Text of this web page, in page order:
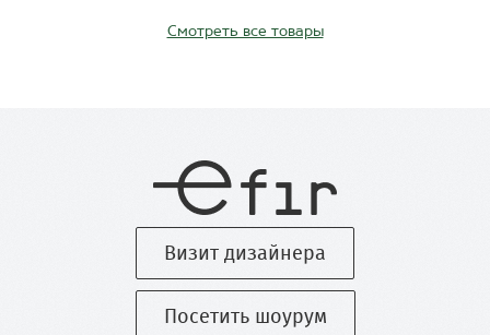
Смотреть все товары
Посетить шоурум
Визит дизайнера